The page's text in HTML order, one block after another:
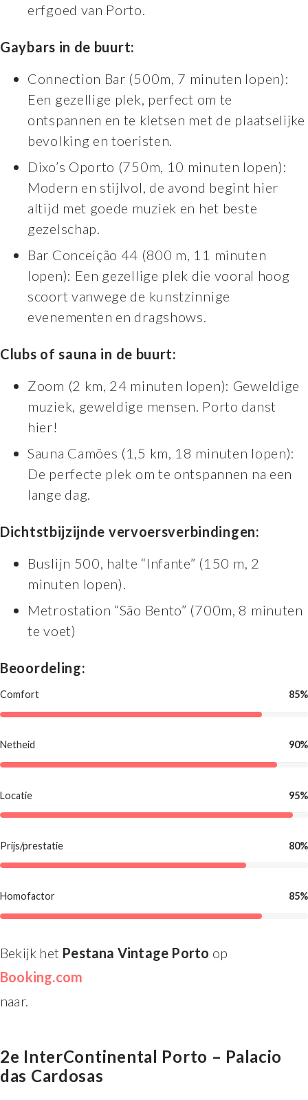
erfgoed van Porto.
Gaybars in de buurt:
Connection Bar (500m, 7 minuten lopen):
Een gezellige plek, perfect om te
ontspannen en te kletsen met de plaatselijke
bevolking en toeristen.
Dixo’s Oporto (750m, 10 minuten lopen):
Modern en stijlvol, de avond begint hier
altijd met goede muziek en het beste
gezelschap.
Bar Conceição 44 (800 m, 11 minuten
lopen): Een gezellige plek die vooral hoog
scoort vanwege de kunstzinnige
evenementen en dragshows.
Clubs of sauna in de buurt:
Zoom (2 km, 24 minuten lopen): Geweldige
muziek, geweldige mensen. Porto danst
hier!
Sauna Camões (1,5 km, 18 minuten lopen):
De perfecte plek om te ontspannen na een
lange dag.
Dichtstbijzijnde vervoersverbindingen:
Buslijn 500, halte “Infante” (150 m, 2
minuten lopen).
Metrostation “São Bento” (700m, 8 minuten
te voet)
Beoordeling:
Comfort 85%
Netheid 90%
Locatie 95%
Prijs/prestatie 80%
Homofactor 85%
Bekijk het Pestana Vintage Porto op
Booking.com
naar.
2e InterContinental Porto – Palacio
das Cardosas